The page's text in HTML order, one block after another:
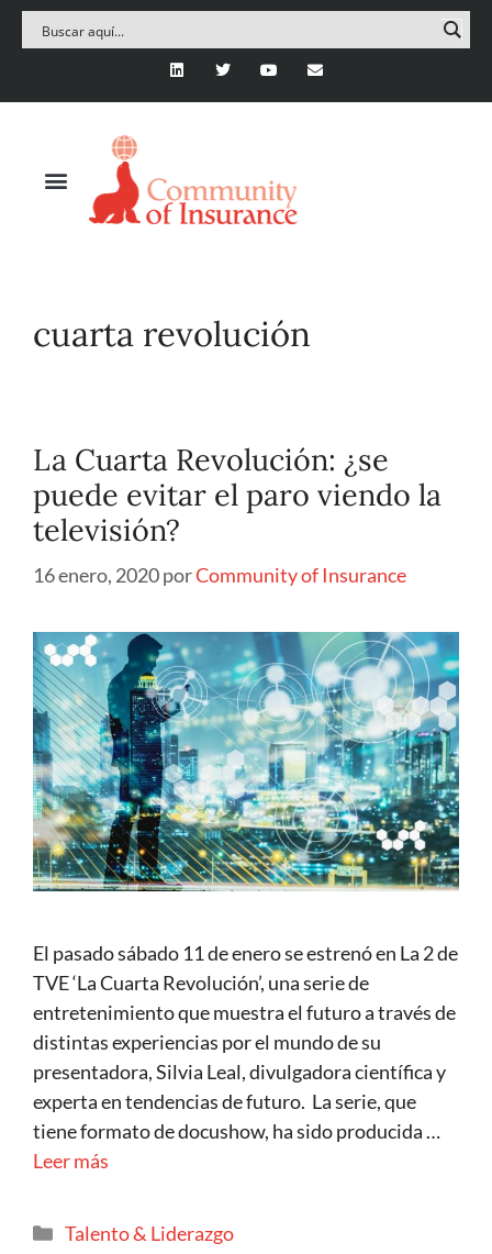
cuarta revolución
La Cuarta Revolución: ¿se
puede evitar el paro viendo la
televisión?
16 enero, 2020porCommunity of Insurance
El pasado sábado 11 de enero se estrenó en La 2 de
TVE ‘La Cuarta Revolución’, una serie de
entretenimiento que muestra el futuro a través de
distintas experiencias por el mundo de su
presentadora, Silvia Leal, divulgadora científica y
experta en tendencias de futuro. La serie, que
tiene formato de docushow, ha sido producida …
Leer más
Talento & Liderazgo